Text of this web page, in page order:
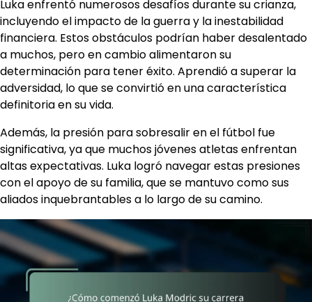
Luka enfrentó numerosos desafíos durante su crianza,
incluyendo el impacto de la guerra y la inestabilidad
financiera. Estos obstáculos podrían haber desalentado
a muchos, pero en cambio alimentaron su
determinación para tener éxito. Aprendió a superar la
adversidad, lo que se convirtió en una característica
definitoria en su vida.
Además, la presión para sobresalir en el fútbol fue
significativa, ya que muchos jóvenes atletas enfrentan
altas expectativas. Luka logró navegar estas presiones
con el apoyo de su familia, que se mantuvo como sus
aliados inquebrantables a lo largo de su camino.